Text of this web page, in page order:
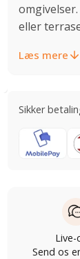
eller
Læs mere
Sikker
Live-
Send os